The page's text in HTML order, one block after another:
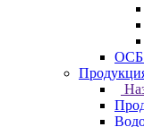
ОСБ